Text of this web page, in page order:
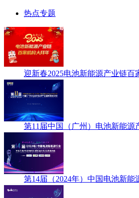
热点专题
迎新春2025电池新能源产业链百
第11届中国（广州）电池新能源
第14届（2024年）中国电池新能